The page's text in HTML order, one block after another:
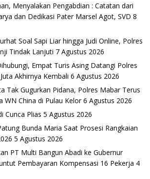
Menyalakan Pengabdian : Catatan dari
dan Dedikasi Pater Marsel Agot, SVD 8
Soal Sapi Liar hingga Judi Online, Polres
Tindak Lanjuti 7 Agustus 2026
Empat Turis Asing Datangi Polres
Akhirnya Kembali 6 Agustus 2026
Tak Gugurkan Pidana, Polres Mabar Terus
WN China di Pulau Kelor 6 Agustus 2026
Cunca Plias 5 Agustus 2026
Bunda Maria Saat Prosesi Rangkaian
5 Agustus 2026
PT Multi Bangun Abadi ke Gubernur
Pembayaran Kompensasi 16 Pekerja 4